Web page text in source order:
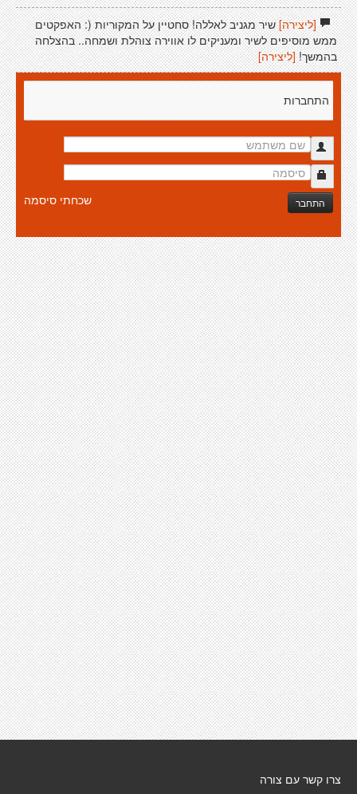
[ליצירה]שיר מגניב לאללה! סחטיין על המקוריות (: האפקטים
ממש מוסיפים לשיר ומעניקים לו אווירה צוהלת ושמחה.. בהצלחה
בהמשך! [ליצירה]
התחברות
התחבר שכחתי סיסמה
צרו קשר עם צורה